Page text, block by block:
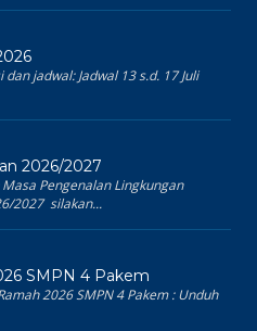
jadwal: Jadwal 13 s.d. 17 Juli
2026/2027
Pengenalan Lingkungan
2027 silakan...
SMPN 4 Pakem
2026 SMPN 4 Pakem : Unduh